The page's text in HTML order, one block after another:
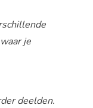
je
deelden.